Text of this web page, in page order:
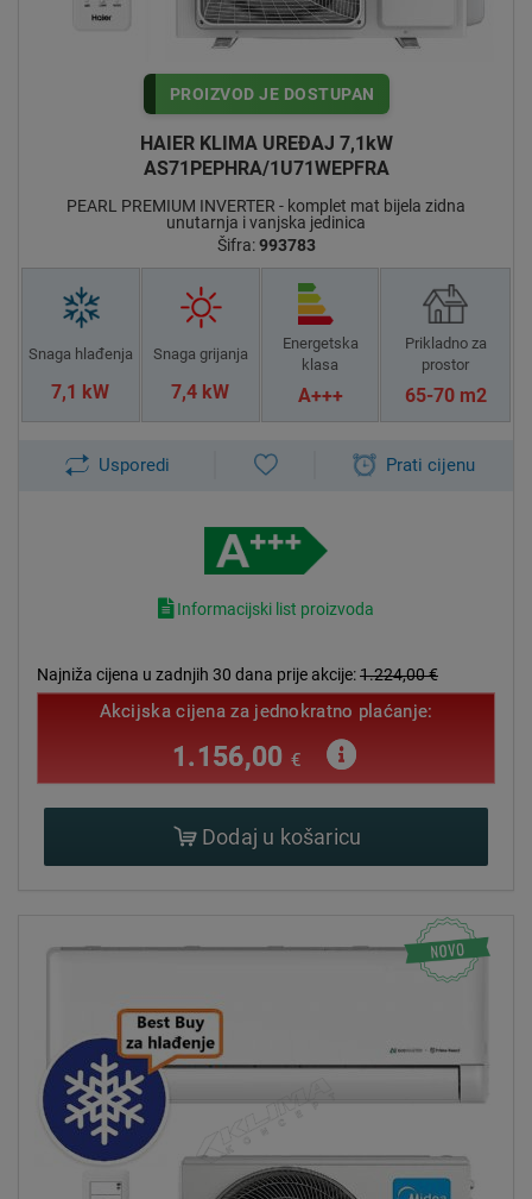
PROIZVOD JE DOSTUPAN
HAIER KLIMA UREĐAJ 7,1kW
AS71PEPHRA/1U71WEPFRA
PEARL PREMIUM INVERTER - komplet mat bijela zidna
unutarnja i vanjska jedinica
Šifra:993783
Snaga hlađenja
7,1 kW
Snaga grijanja
7,4 kW
Energetska
klasa
A+++
Prikladno za
prostor
65-70 m2
Usporedi Prati cijenu
Informacijski list proizvoda
Najniža cijena u zadnjih 30 dana prije akcije:1.224,00 €
Akcijska cijena za jednokratno plaćanje:
1.156,00 €
Dodaj u košaricu